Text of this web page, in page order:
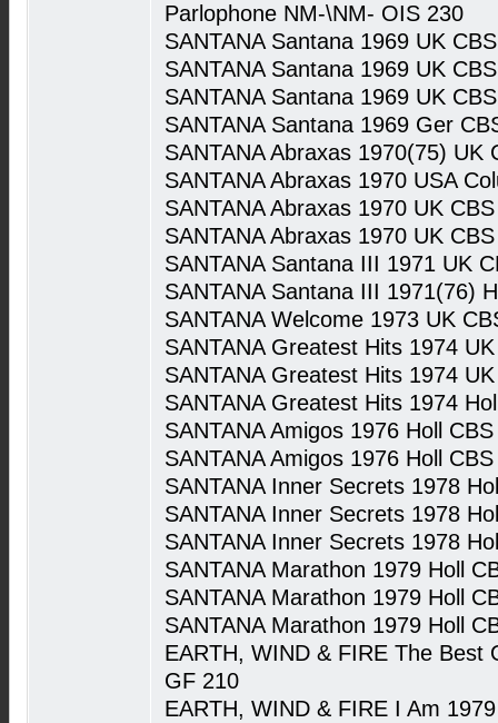
Parlophone NM-\NM- OIS 230
SANTANA Santana 1969 UK
SANTANA Santana 1969 UK
SANTANA Santana 1969 UK
SANTANA Santana 1969 Ger
SANTANA Abraxas 1970(75) UK
SANTANA Abraxas 1970 USA
SANTANA Abraxas 1970 UK
SANTANA Abraxas 1970 UK
SANTANA Santana III 1971 UK
SANTANA Santana III 1971(76)
SANTANA Welcome 1973 UK
SANTANA Greatest Hits 1974
SANTANA Greatest Hits 1974
SANTANA Greatest Hits 1974
SANTANA Amigos 1976 Holl
SANTANA Amigos 1976 Holl
SANTANA Inner Secrets 1978
SANTANA Inner Secrets 1978
SANTANA Inner Secrets 1978
SANTANA Marathon 1979 Holl
SANTANA Marathon 1979 Holl
SANTANA Marathon 1979 Holl
EARTH, WIND & FIRE The Best
GF 210
EARTH, WIND & FIRE I Am